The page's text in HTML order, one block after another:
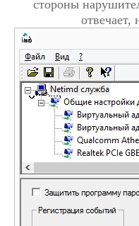
стороны
отвечает,